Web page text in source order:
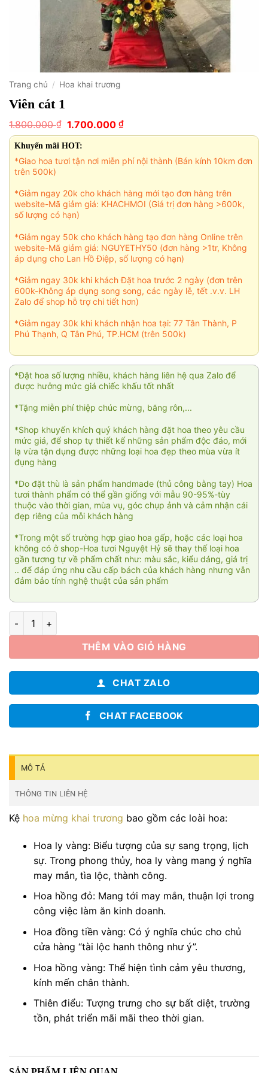
Trang chủ / Hoa khai trương
Viên cát 1
1.800.000₫ Giá
gốc
là:
1.800.000 ₫.
1.700.000 ₫Giá
hiện
1.700.000 ₫.
Khuyến mãi HOT:
*Giao hoa tươi tận nơi miễn phí nội thành (Bán kính 10km đơn
trên 500k)
*Giảm ngay 20k cho khách hàng mới tạo đơn hàng trên
website-Mã giảm giá: KHACHMOI (Giá trị đơn hàng >600k,
số lượng có hạn)
*Giảm ngay 50k cho khách hàng tạo đơn hàng Online trên
website-Mã giảm giá: NGUYETHY50 (đơn hàng >1tr, Không
áp dụng cho Lan Hồ Điệp, số lượng có hạn)
*Giảm ngay 30k khi khách Đặt hoa trước 2 ngày (đơn trên
600k-Không áp dụng song song, các ngày lễ, tết .v.v. LH
Zalo để shop hỗ trợ chi tiết hơn)
*Giảm ngay 30k khi khách nhận hoa tại: 77 Tân Thành, P
Phú Thạnh, Q Tân Phú, TP.HCM (trên 500k)
*Đặt hoa số lượng nhiều, khách hàng liên hệ qua Zalo để
được hưởng mức giá chiếc khấu tốt nhất
*Tặng miễn phí thiệp chúc mừng, băng rôn,...
*Shop khuyến khích quý khách hàng đặt hoa theo yêu cầu
mức giá, để shop tự thiết kế những sản phẩm độc đáo, mới
lạ vừa tận dụng được những loại hoa đẹp theo mùa vừa ít
đụng hàng
*Do đặt thù là sản phẩm handmade (thủ công bằng tay) Hoa
tươi thành phẩm có thể gần giống với mẫu 90-95%-tùy
thuộc vào thời gian, mùa vụ, góc chụp ảnh và cảm nhận cái
đẹp riêng của mỗi khách hàng
*Trong một số trường hợp giao hoa gấp, hoặc các loại hoa
không có ở shop-Hoa tươi Nguyệt Hỷ sẽ thay thế loại hoa
gần tương tự về phẩm chất như: màu sắc, kiểu dáng, giá trị
.. để đáp ứng nhu cầu cấp bách của khách hàng nhưng vẫn
đảm bảo tính nghệ thuật của sản phẩm
Viên cát 1 số lượng
THÊM VÀO GIỎ HÀNG
CHAT ZALO
CHAT FACEBOOK
MÔ TẢ
THÔNG TIN LIÊN HỆ
Kệ hoa mừng khai trương bao gồm các loài hoa:
Hoa ly vàng: Biểu tượng của sự sang trọng, lịch
sự. Trong phong thủy, hoa ly vàng mang ý nghĩa
may mắn, tìa lộc, thành công.
Hoa hồng đỏ: Mang tới may mắn, thuận lợi trong
công việc làm ăn kinh doanh.
Hoa đồng tiền vàng: Có ý nghĩa chúc cho chủ
cửa hàng “tài lộc hanh thông như ý”.
Hoa hồng vàng: Thể hiện tình cảm yêu thương,
kính mến chân thành.
Thiên điểu: Tượng trưng cho sự bất diệt, trường
tồn, phát triển mãi mãi theo thời gian.